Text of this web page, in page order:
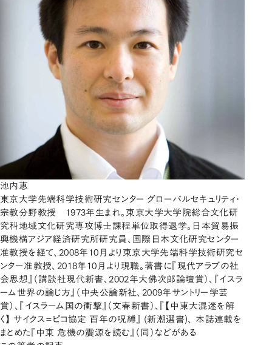
池内恵
東京大学先端科学技術研究センター グローバルセキュリティ・
宗教分野教授 1973年生まれ。東京大学大学院総合文化研
究科地域文化研究専攻博士課程単位取得退学。日本貿易振
興機構アジア経済研究所研究員、国際日本文化研究センター
准教授を経て、2008年10月より東京大学先端科学技術研究セ
ンター准教授、2018年10月より現職。著書に『現代アラブの社
会思想』（講談社現代新書、2002年大佛次郎論壇賞）、『イスラ
ーム世界の論じ方』（中央公論新社、2009年サントリー学芸
賞）、『イスラーム国の衝撃』（文春新書）、『【中東大混迷を解
く】 サイクス=ピコ協定 百年の呪縛』 (新潮選書)、 本誌連載を
まとめた『中東 危機の震源を読む』（同）などがある